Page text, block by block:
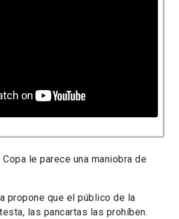
le parece una maniobra de
propone que el público de la
las pancartas las prohíben.